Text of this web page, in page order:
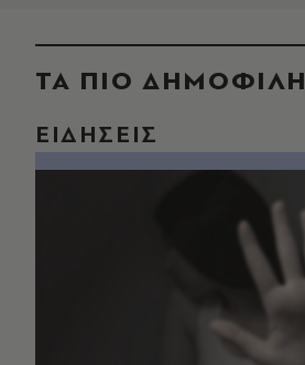
ΤΑ ΠΙΟ ΔΗΜΟΦΙΛΗ
ΕΙΔΗΣΕΙΣ